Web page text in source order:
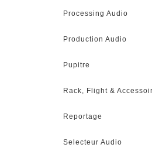
Processing Audio
Production Audio
Pupitre
Rack, Flight &
Reportage
Selecteur Audio